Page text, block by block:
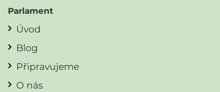
Parlament
Úvod
Blog
Připravujeme
O nás